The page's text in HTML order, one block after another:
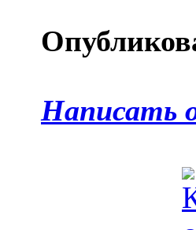
Написать